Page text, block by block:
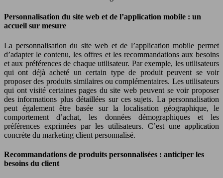
Personnalisation du site web et de l’application mobile : un
accueil sur mesure
La personnalisation du site web et de l’application mobile permet
d’adapter le contenu, les offres et les recommandations aux besoins
et aux préférences de chaque utilisateur. Par exemple, les utilisateurs
qui ont déjà acheté un certain type de produit peuvent se voir
proposer des produits similaires ou complémentaires. Les utilisateurs
qui ont visité certaines pages du site web peuvent se voir proposer
des informations plus détaillées sur ces sujets. La personnalisation
peut également être basée sur la localisation géographique, le
comportement d’achat, les données démographiques et les
préférences exprimées par les utilisateurs. C’est une application
concrète du marketing client personnalisé.
Recommandations de produits personnalisées : anticiper les
besoins du client